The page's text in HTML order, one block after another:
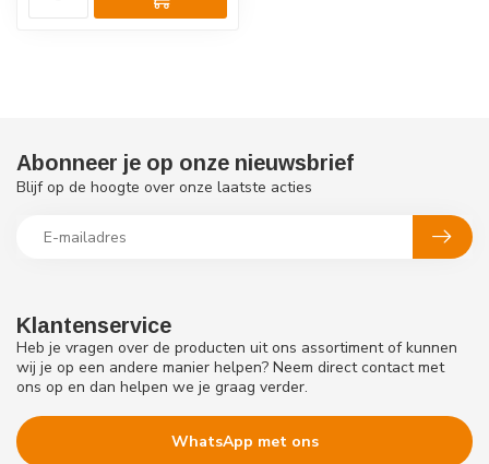
Klantenservice
Heb je vragen over de producten uit ons assortiment of kunnen
wij je op een andere manier helpen? Neem direct contact met
ons op en dan helpen we je graag verder.
WhatsApp met ons
Abonneer je op onze nieuwsbrief
Blijf op de hoogte over onze laatste acties